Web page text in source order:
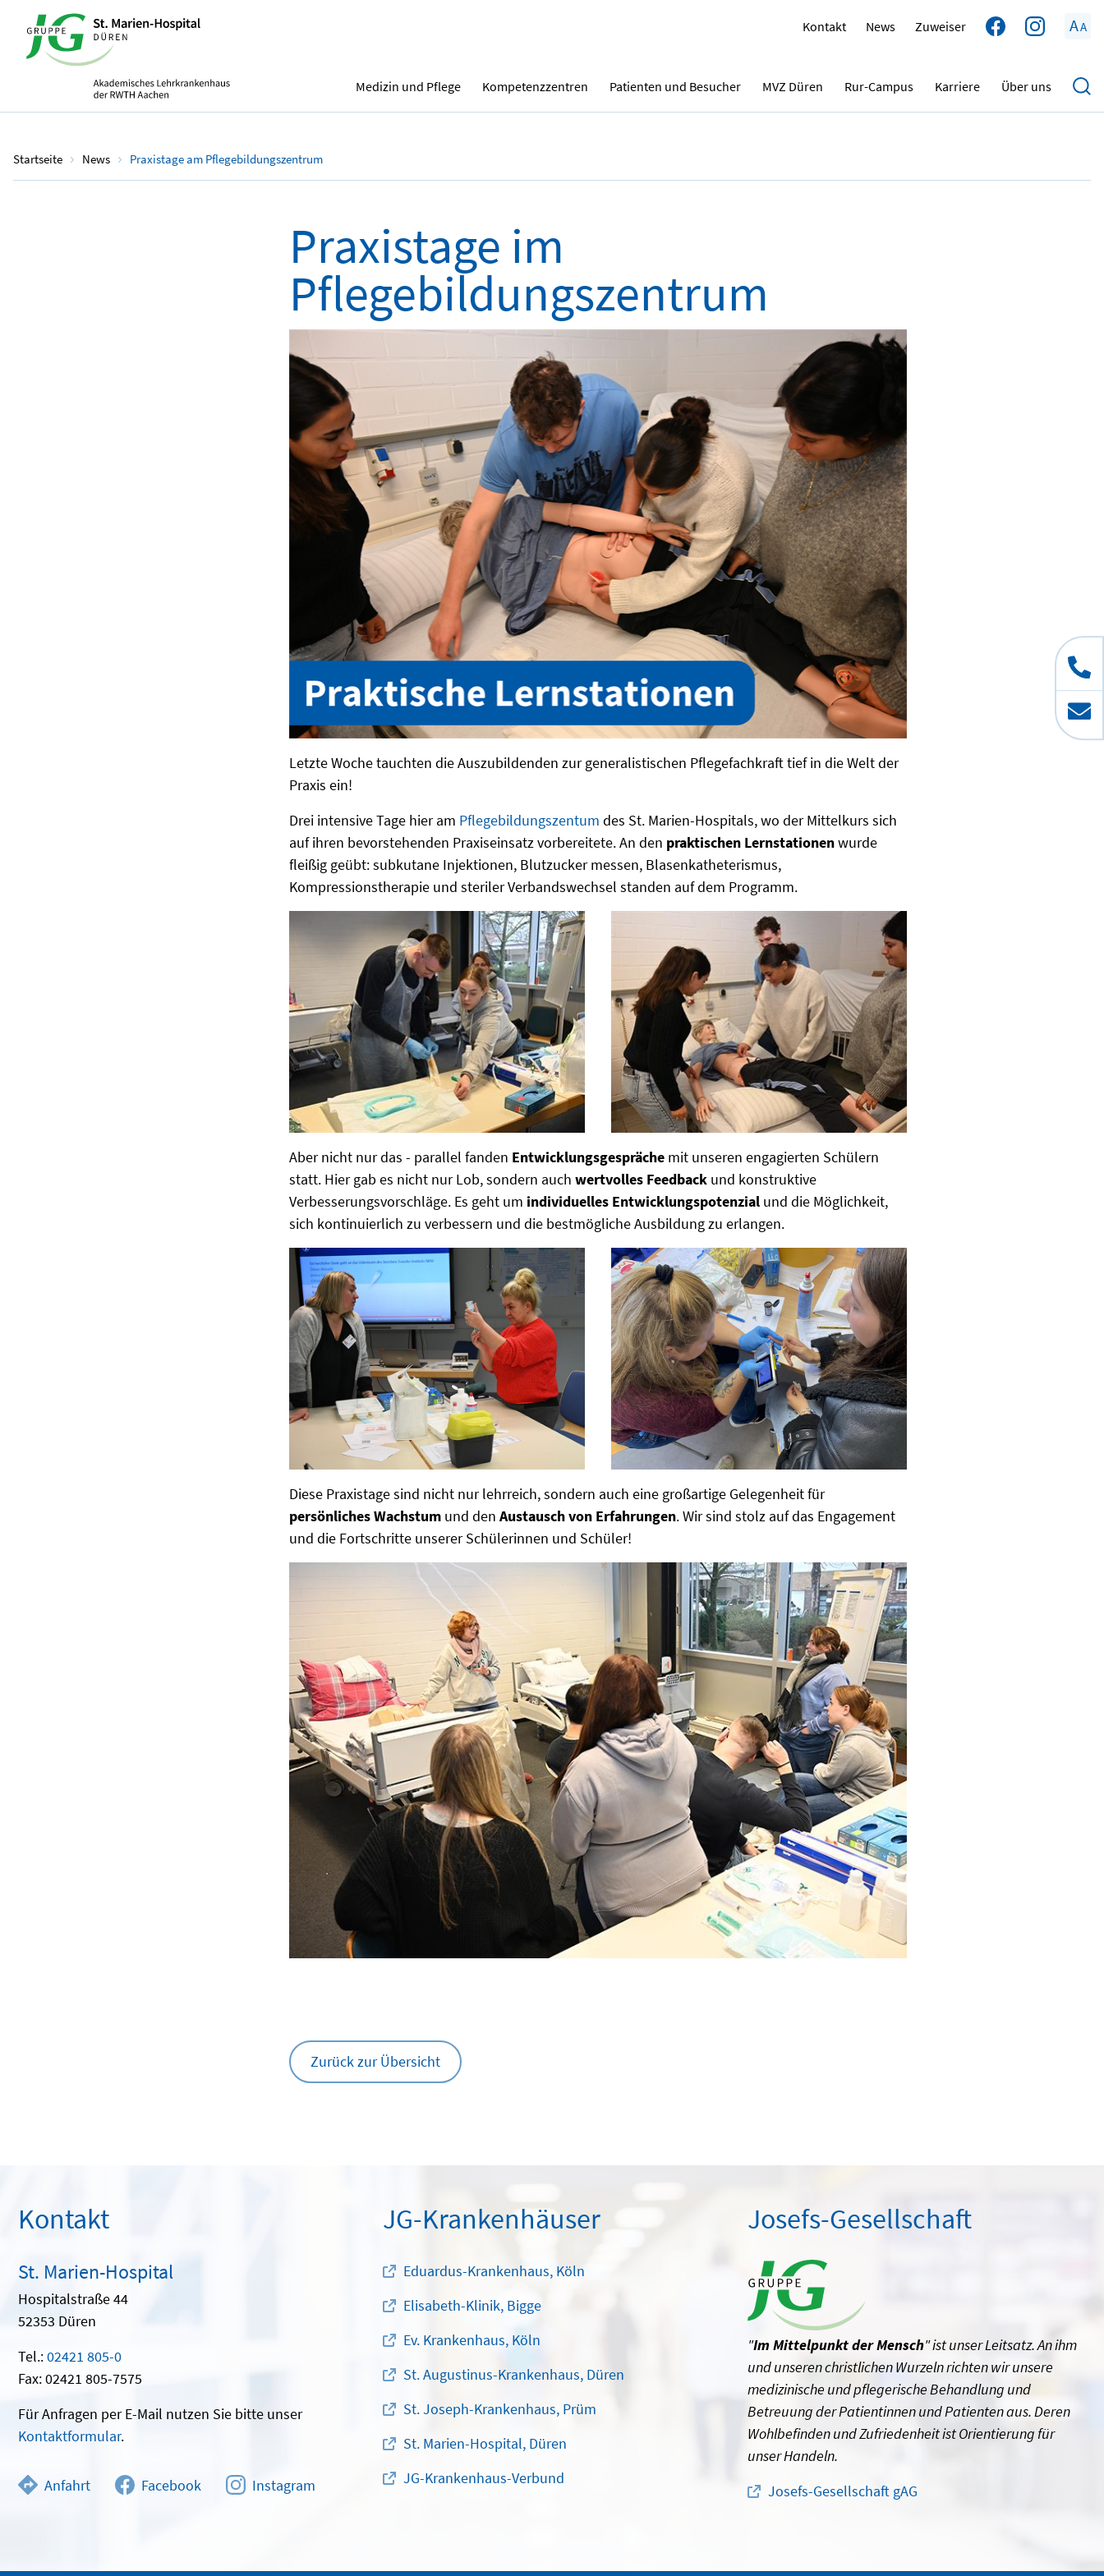
Kontakt News Zuweiser AA
Medizin und Pflege Kompetenzzentren Patienten und Besucher MVZ Düren Rur-Campus Karriere Über uns
Startseite News Praxistage am Pflegebildungszentrum
15.12.2023
Praxistage im
Pflegebildungszentrum
Letzte Woche tauchten die Auszubildenden zur generalistischen Pflegefachkraft tief in die Welt der
Praxis ein!
Drei intensive Tage hier am Pflegebildungszentum des St. Marien-Hospitals, wo der Mittelkurs sich
auf ihren bevorstehenden Praxiseinsatz vorbereitete. An den praktischen Lernstationenwurde
fleißig geübt: subkutane Injektionen, Blutzucker messen, Blasenkatheterismus,
Kompressionstherapie und steriler Verbandswechsel standen auf dem Programm.
Aber nicht nur das - parallel fanden Entwicklungsgespräche mit unseren engagierten Schülern
statt. Hier gab es nicht nur Lob, sondern auch wertvolles Feedback und konstruktive
Verbesserungsvorschläge. Es geht um individuelles Entwicklungspotenzial und die Möglichkeit,
sich kontinuierlich zu verbessern und die bestmögliche Ausbildung zu erlangen.
Diese Praxistage sind nicht nur lehrreich, sondern auch eine großartige Gelegenheit für
persönliches Wachstum und den Austausch von Erfahrungen. Wir sind stolz auf das Engagement
und die Fortschritte unserer Schülerinnen und Schüler!
Zurück zur Übersicht
Kontakt
St. Marien-Hospital
Hospitalstraße 44
52353 Düren
Tel.:02421 805-0
Fax: 02421 805-7575
Für Anfragen per E-Mail nutzen Sie bitte unser
Kontaktformular.
Anfahrt Facebook Instagram
JG-Krankenhäuser
Eduardus-Krankenhaus, Köln
Elisabeth-Klinik, Bigge
Ev. Krankenhaus, Köln
St. Augustinus-Krankenhaus, Düren
St. Joseph-Krankenhaus, Prüm
St. Marien-Hospital, Düren
JG-Krankenhaus-Verbund
Josefs-Gesellschaft
"Im Mittelpunkt der Mensch" ist unser Leitsatz. An ihm
und unseren christlichen Wurzeln richten wir unsere
medizinische und pflegerische Behandlung und
Betreuung der Patientinnen und Patienten aus. Deren
Wohlbefinden und Zufriedenheit ist Orientierung für
unser Handeln.
Josefs-Gesellschaft gAG